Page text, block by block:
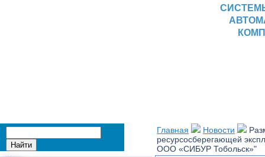
Главная Новости
ресурсосберегающей
ООО «СИБУР Тобольск»"